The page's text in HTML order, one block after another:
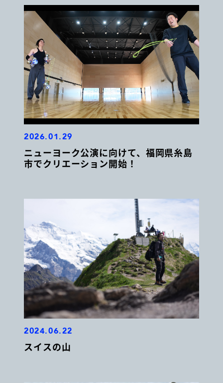
2026.01.29
ニューヨーク公演に向けて、福岡県糸島
市でクリエーション開始！
2024.06.22
スイスの山